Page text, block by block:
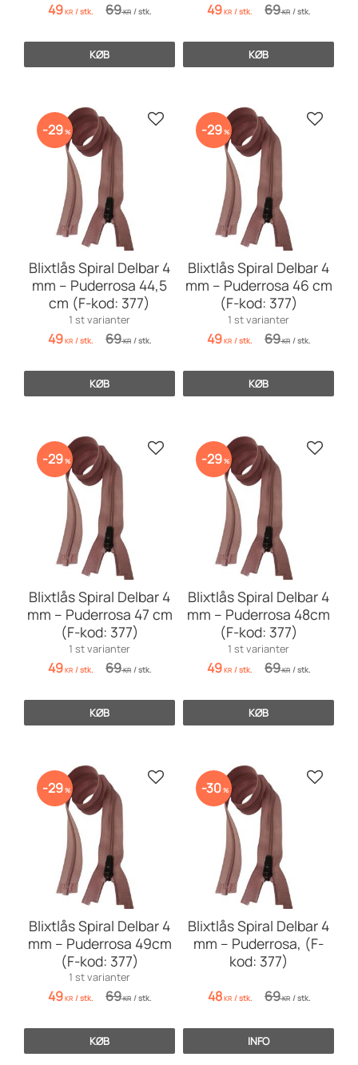
49KR /stk. 69KR /stk.
KØB
49KR /stk. 69KR /stk.
KØB
Blixtlås Spiral Delbar 4
mm – Puderrosa 44,5
cm (F-kod: 377)
1 st varianter
49KR /stk. 69KR /stk.
29% Gem som favorit
KØB
Blixtlås Spiral Delbar 4
mm – Puderrosa 46 cm
(F-kod: 377)
1 st varianter
49KR /stk. 69KR /stk.
29% Gem
KØB
Blixtlås Spiral Delbar 4
mm – Puderrosa 47 cm
(F-kod: 377)
1 st varianter
49KR /stk. 69KR /stk.
29% Gem som favorit
KØB
Blixtlås Spiral Delbar 4
mm – Puderrosa 48cm
(F-kod: 377)
1 st varianter
49KR /stk. 69KR /stk.
29% Gem
KØB
Blixtlås Spiral Delbar 4
mm – Puderrosa 49cm
(F-kod: 377)
1 st varianter
49KR /stk. 69KR /stk.
29% Gem som favorit
KØB
Blixtlås Spiral Delbar 4
mm – Puderrosa, (F-
kod: 377)
48KR /stk. 69KR /stk.
30% Gem
INFO